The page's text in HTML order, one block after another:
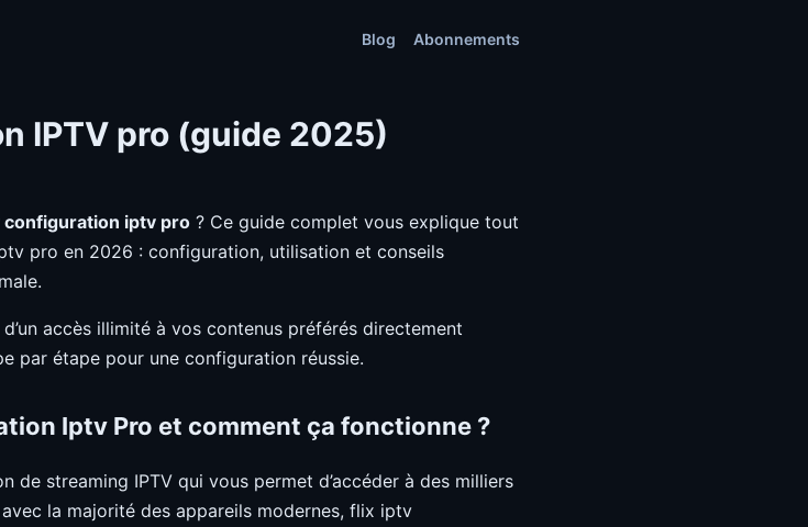
Blog Abonnements
IPTV pro (guide 2025)
configuration iptv pro ? Ce guide complet vous explique tout
pro en 2026 : configuration, utilisation et conseils
accès illimité à vos contenus préférés directement
par étape pour une configuration réussie.
Iptv Pro et comment ça fonctionne ?
de streaming IPTV qui vous permet d’accéder à des milliers
la majorité des appareils modernes, flix iptv